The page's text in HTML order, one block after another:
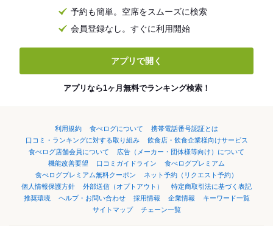
予約も簡単。空席をスムーズに検索
会員登録なし。すぐに利用開始
アプリで開く
アプリなら1ヶ月無料でランキング検索！
利用規約 食べログについて
携帯電話番号認証とは
口コミ・ランキングに対する取り組み
飲食店・飲食企業様向けサービス
食べログ店舗会員について
広告（メーカー・団体様等向け）について
機能改善要望
口コミガイドライン
食べログプレミアム
食べログプレミアム無料クーポン
ネット予約（リクエスト予約）
個人情報保護方針
外部送信（オプトアウト）
特定商取引法に基づく表記
推奨環境
ヘルプ・お問い合わせ 採用情報 企業情報
キーワード一覧
サイトマップ
チェーン一覧